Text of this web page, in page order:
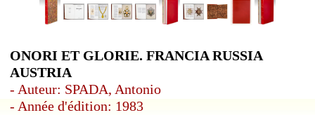
ONORI ET GLORIE. FRANCIA RUSSIA
AUSTRIA
- Auteur: SPADA, Antonio
- Année d'édition: 1983